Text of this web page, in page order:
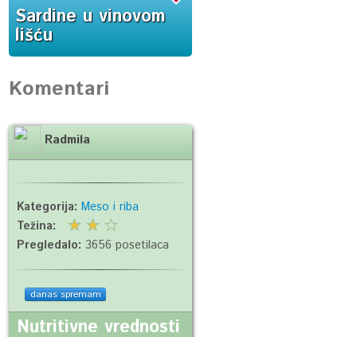
Sardine u vinovom
lišću
Komentari
Radmila
Kategorija:Meso i riba
Težina:
Pregledalo: 3656 posetilaca
danas spremam
Nutritivne vrednosti